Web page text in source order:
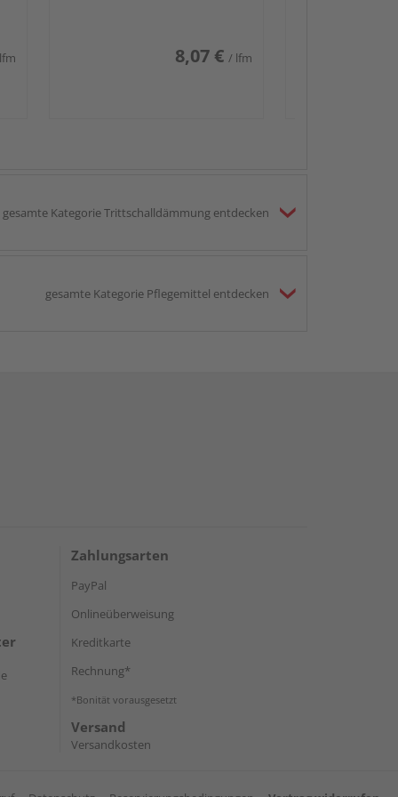
8,07 € / lfm
gesamte Kategorie Trittschalldämmung entdecken
gesamte Kategorie Pflegemittel entdecken
Zahlungsarten
PayPal
Onlineüberweisung
Kreditkarte
Rechnung*
*Bonität vorausgesetzt
Versand
Versandkosten